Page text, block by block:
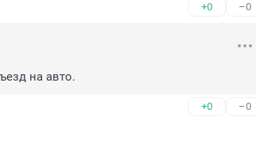
+0 –0
на авто.
+0 –0